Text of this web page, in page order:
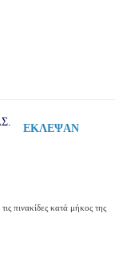
ΕΚΛΕΨΑΝ
πινακίδες κατά μήκος της